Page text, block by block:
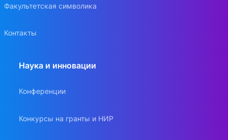
Факультетская символика
Контакты
Наука и инновации
Конференции
Конкурсы на гранты и НИР